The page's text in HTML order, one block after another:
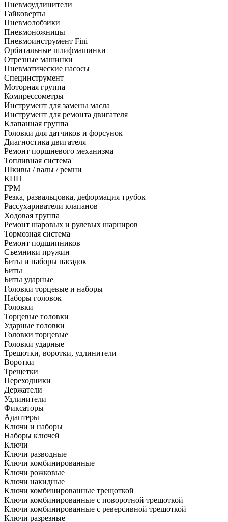
Пневмоудлинители
Гайковерты
Пневмолобзики
Пневмоножницы
Пневмоинструмент Fini
Орбитальные шлифмашинки
Отрезные машинки
Пневматические насосы
Специнструмент
Моторная группа
Компрессометры
Инструмент для замены масла
Инструмент для ремонта двигателя
Клапанная группа
Головки для датчиков и форсунок
Диагностика двигателя
Ремонт поршневого механизма
Топливная система
Шкивы / валы / ремни
КПП
ГРМ
Резка, развальцовка, деформация трубок
Рассухариватели клапанов
Ходовая группа
Ремонт шаровых и рулевых шарниров
Тормозная система
Ремонт подшипников
Съемники пружин
Биты и наборы насадок
Биты
Биты ударные
Головки торцевые и наборы
Наборы головок
Головки
Торцевые головки
Ударные головки
Головки торцевые
Головки ударные
Трещотки, воротки, удлинители
Воротки
Трещетки
Переходники
Держатели
Удлинители
Фиксаторы
Адаптеры
Ключи и наборы
Наборы ключей
Ключи
Ключи разводные
Ключи комбинированные
Ключи рожковые
Ключи накидные
Ключи комбинированные трещоткой
Ключи комбинированные с поворотной трещоткой
Ключи комбинированные с реверсивной трещоткой
Ключи разрезные